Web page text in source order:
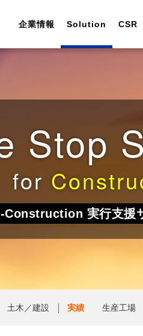
企業情報
表挨拶 会
Solution
ソフトウェア開発
One
土
実
ィス
実績紹介
CSR
報セキュリティ 環
知らせ
問い合わせ ウェ
i-Construction
社説明会 新
Stop
for
Construction 実行支援
土木／建設 実績 生産工場